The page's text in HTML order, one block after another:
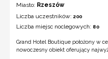
Miasto: Rzeszów
Liczba uczestników: 200
Liczba miejsc noclegowych: 80
Grand Hotel Boutique położony w
nowoczesny obiekt oferujący